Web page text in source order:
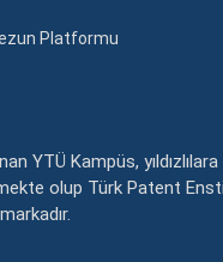
Platformu
YTÜ Kampüs,
olup Türk Patent